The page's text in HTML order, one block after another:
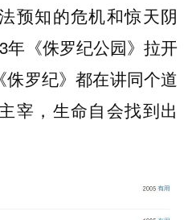
预知的危机和惊天阴
年《侏罗纪公园》拉开
侏罗纪》都在讲同个道
宰，生命自会找到出